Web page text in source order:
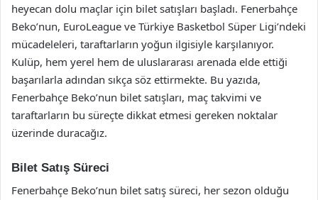
heyecan dolu maçlar için bilet satışları başladı. Fenerbahçe
Beko’nun, EuroLeague ve Türkiye Basketbol Süper Ligi’ndeki
mücadeleleri, taraftarların yoğun ilgisiyle karşılanıyor.
Kulüp, hem yerel hem de uluslararası arenada elde ettiği
başarılarla adından sıkça söz ettirmekte. Bu yazıda,
Fenerbahçe Beko’nun bilet satışları, maç takvimi ve
taraftarların bu süreçte dikkat etmesi gereken noktalar
üzerinde duracağız.
Bilet Satış Süreci
Fenerbahçe Beko’nun bilet satış süreci, her sezon olduğu